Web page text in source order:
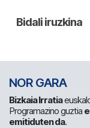
NOR GARA
Bizkaia Irratia
Programazino guztia
emitiduten da.